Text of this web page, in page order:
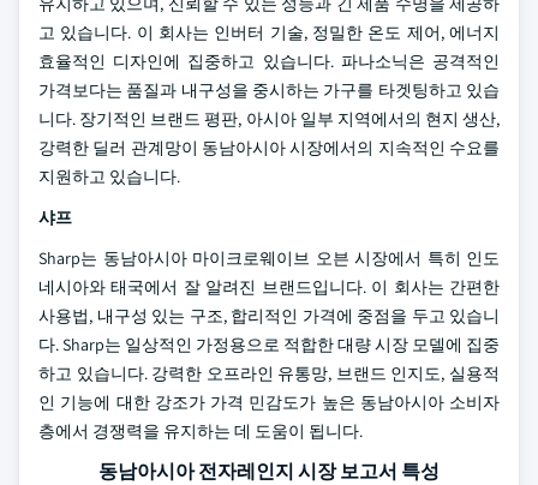
고 있습니다. 이 회사는 인버터 기술, 정밀한 온도 제어, 에너지
효율적인 디자인에 집중하고 있습니다. 파나소닉은 공격적인
가격보다는 품질과 내구성을 중시하는 가구를 타겟팅하고 있습
니다. 장기적인 브랜드 평판, 아시아 일부 지역에서의 현지 생산,
강력한 딜러 관계망이 동남아시아 시장에서의 지속적인 수요를
지원하고 있습니다.
샤프
Sharp는 동남아시아 마이크로웨이브 오븐 시장에서 특히 인도
네시아와 태국에서 잘 알려진 브랜드입니다. 이 회사는 간편한
사용법, 내구성 있는 구조, 합리적인 가격에 중점을 두고 있습니
다. Sharp는 일상적인 가정용으로 적합한 대량 시장 모델에 집중
하고 있습니다. 강력한 오프라인 유통망, 브랜드 인지도, 실용적
인 기능에 대한 강조가 가격 민감도가 높은 동남아시아 소비자
층에서 경쟁력을 유지하는 데 도움이 됩니다.
동남아시아 전자레인지 시장 보고서 특성